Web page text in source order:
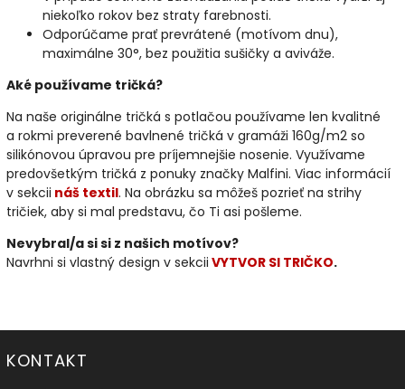
niekoľko rokov bez straty farebnosti.
Odporúčame prať prevrátené (motívom dnu),
maximálne 30°, bez použitia sušičky a aviváže.
Aké používame tričká?
Na naše originálne tričká s potlačou používame len kvalitné
a rokmi preverené bavlnené tričká v gramáži 160g/m2 so
silikónovou úpravou pre príjemnejšie nosenie. Využívame
predovšetkým tričká z ponuky značky Malfini. Viac informácií
v sekcii náš textil. Na obrázku sa môžeš pozrieť na strihy
tričiek, aby si mal predstavu, čo Ti asi pošleme.
Nevybral/a si si z našich motívov?
Navrhni si vlastný design v sekcii VYTVOR SI TRIČKO.
KONTAKT